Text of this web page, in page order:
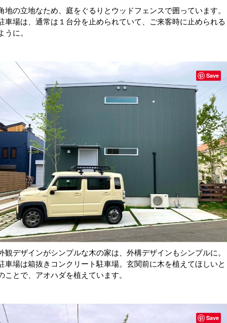
地の立地なため、庭をぐるりとウッドフェンスで囲っています。
車場は、通常は１台分を止められていて、ご来客時に止められる
うに。
観デザインがシンプルな木の家は、外構デザインもシンプルに。
車場は箱抜きコンクリート駐車場。玄関前に木を植えてほしいと
ことで、アオハダを植えています。
Save
Save